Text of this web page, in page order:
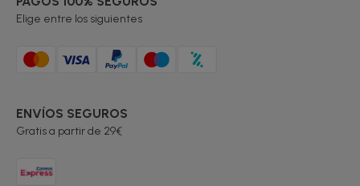
Elige entre los siguientes
ENVÍOS SEGUROS
Gratis a partir de 29€